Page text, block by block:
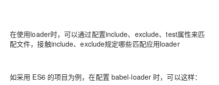
在使用loader时，可以通过配置include、exclude、test属性来匹
配文件，接触include、exclude规定哪些匹配应用loader
如采用 ES6 的项目为例，在配置 babel-loader 时，可以这样：